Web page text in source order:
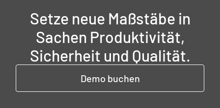
Setze neue Maßstäbe in
Sachen Produktivität,
Sicherheit und Qualität.
Demo buchen